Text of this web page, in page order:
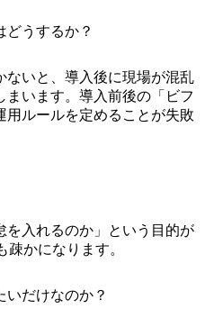
どうするか？
ないと、導入後に現場が混乱
まいます。導入前後の「ビフ
用ルールを定めることが失敗
を入れるのか」という目的が
かになります。
いだけなのか？